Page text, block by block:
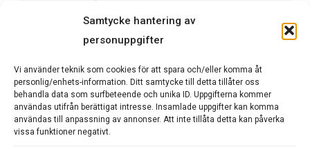
Samtycke hantering av
personuppgifter
Vi använder teknik som cookies för att spara och/eller komma åt
personlig/enhets-information. Ditt samtycke till detta tillåter oss
behandla data som surfbeteende och unika ID. Uppgifterna kommer
användas utifrån berättigat intresse. Insamlade uppgifter kan komma
användas till anpassning av annonser. Att inte tillåta detta kan påverka
vissa funktioner negativt.
rankingfaktor
sökalgoritm för mobila sökresultat. Google kommer att
använda mobilvänliga faktorer i det mobila sökresultat
med början
Läs mer